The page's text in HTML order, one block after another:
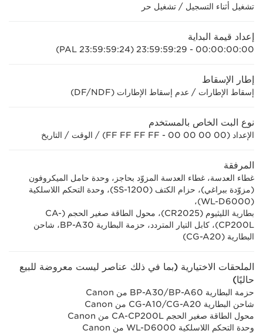
تشغيل أثناء التسجيل / تشغيل حر
إعداد قيمة البداية
00:00:00:00 - 23:59:59:29 (PAL 23:59:59:24)
إطار الإسقاط
إسقاط الإطارات / عدم إسقاط الإطارات (DF/NDF)
نوع البت الخاص بالمستخدم
الإعداد (00 00 00 00 - FF FF FF FF) / الوقت / التاريخ
المرفقة
غطاء العدسة، غطاء العدسة المزوّد بحاجز، وحدة حامل الميكروفون
(مزوّدة ببراغي)، حزام الكتف (SS-1200)، وحدة التحكم اللاسلكية
(WL-D6000)،
بطارية الليثيوم (CR2025)، محول الطاقة صغير الحجم (CA-
CP200L)، كابل التيار المتردد، حزمة البطارية BP-A30، شاحن
البطارية (CG-A20)
الملحقات الاختيارية (بما في ذلك عناصر ليست معروضة للبيع
حاليًا)
حزمة البطارية BP-A30/BP-A60 من Canon
شاحن البطارية CG-A10/CG-A20 من Canon
محول الطاقة صغير الحجم CA-CP200L من Canon
وحدة التحكم اللاسلكية WL-D6000 من Canon